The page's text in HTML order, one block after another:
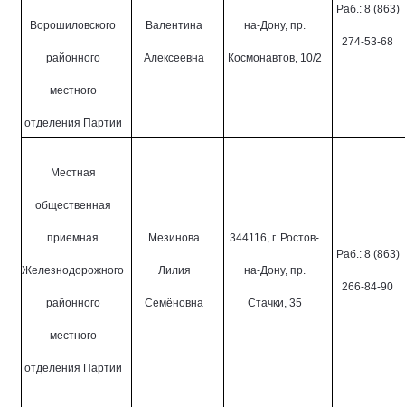
Ворошиловского
районного
местного
отделения Партии
Валентина
Алексеевна
на-Дону, пр.
Космонавтов, 10/2
Раб.: 8 (863)
274-53-68
Местная
общественная
приемная
Железнодорожного
районного
местного
отделения Партии
Мезинова
Лилия
Семёновна
344116, г. Ростов-
на-Дону, пр.
Стачки, 35
Раб.: 8 (863)
266-84-90